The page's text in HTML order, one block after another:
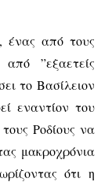
από τους
”εξαετείς
το Βασίλειον
εναντίον του
Ροδίους να
μακροχρόνια
ότι η